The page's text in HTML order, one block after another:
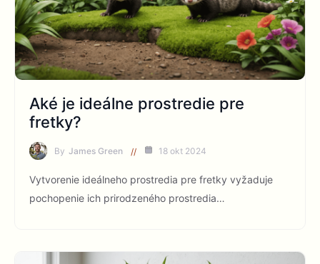
Aké je ideálne prostredie pre
fretky?
By James Green 18 okt 2024
Vytvorenie ideálneho prostredia pre fretky vyžaduje
pochopenie ich prirodzeného prostredia…